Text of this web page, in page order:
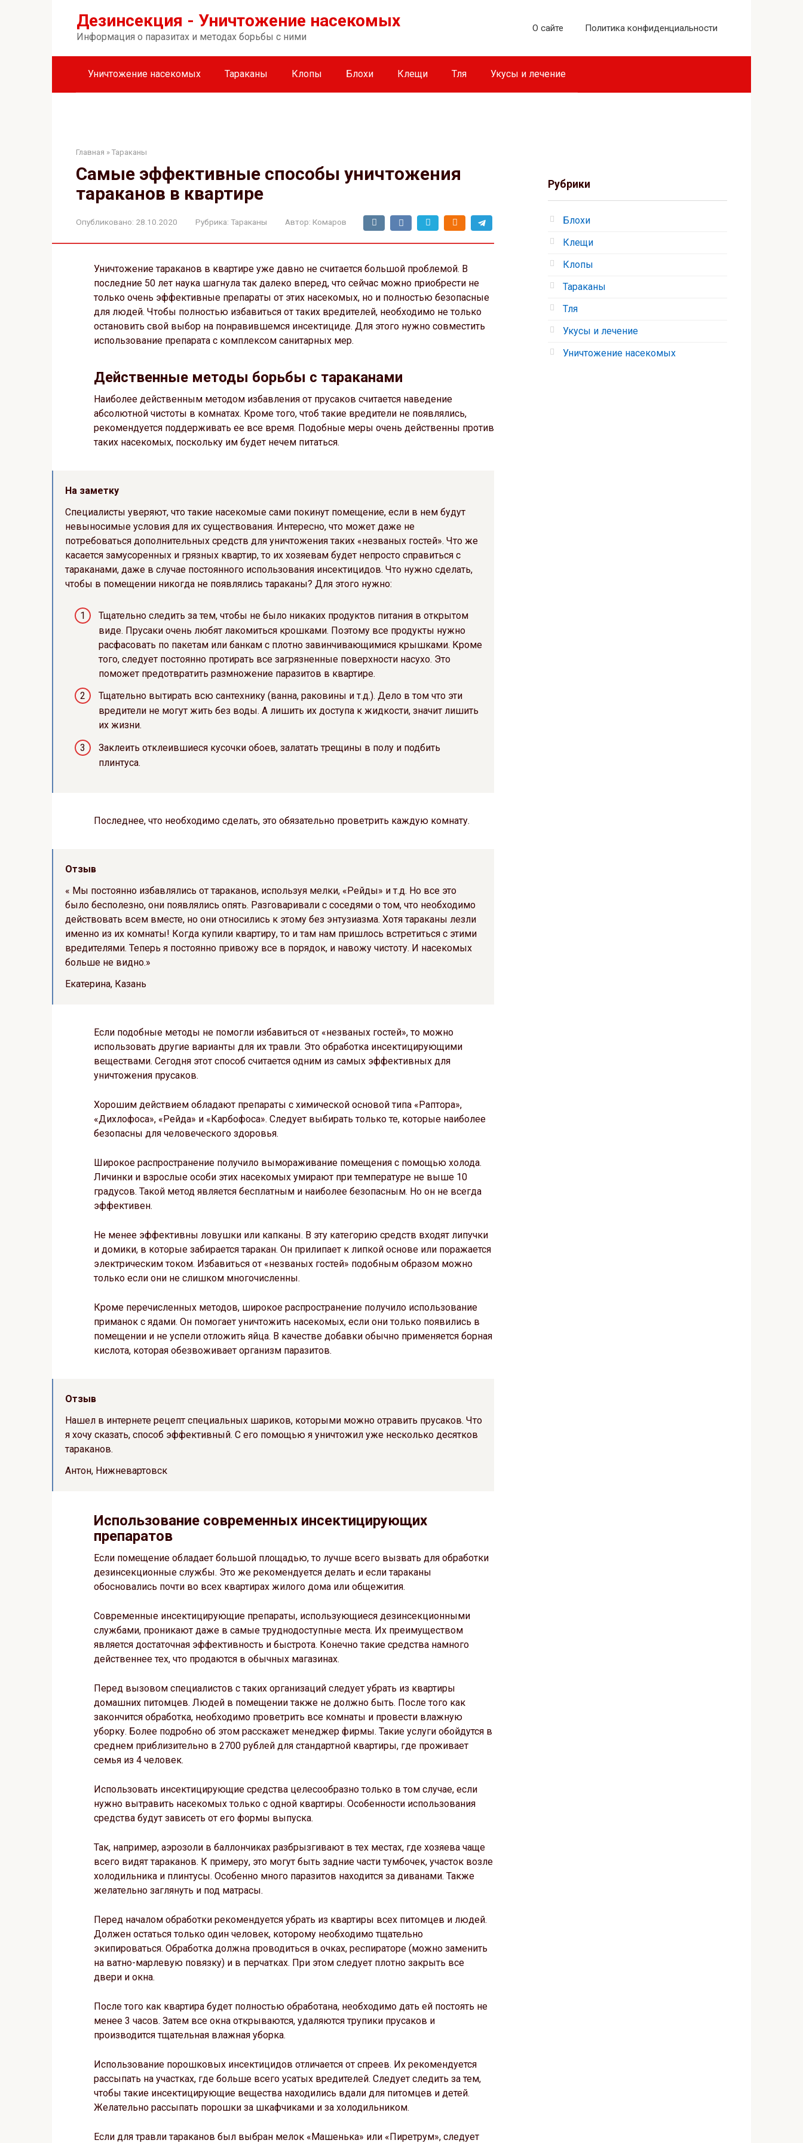
Дезинсекция - Уничтожение насекомых
Информация о паразитах и методах борьбы с ними
О сайте Политика конфиденциальности
Уничтожение насекомых Тараканы Клопы Блохи Клещи Тля Укусы и лечение
Главная » Тараканы
Самые эффективные способы уничтожения
тараканов в квартире
Опубликовано: 28.10.2020 Рубрика: Тараканы Автор: Комаров
Уничтожение тараканов в квартире уже давно не считается большой проблемой. В
последние 50 лет наука шагнула так далеко вперед, что сейчас можно приобрести не
только очень эффективные препараты от этих насекомых, но и полностью безопасные
для людей. Чтобы полностью избавиться от таких вредителей, необходимо не только
остановить свой выбор на понравившемся инсектициде. Для этого нужно совместить
использование препарата с комплексом санитарных мер.
Действенные методы борьбы с тараканами
Наиболее действенным методом избавления от прусаков считается наведение
абсолютной чистоты в комнатах. Кроме того, чтоб такие вредители не появлялись,
рекомендуется поддерживать ее все время. Подобные меры очень действенны против
таких насекомых, поскольку им будет нечем питаться.
На заметку
Специалисты уверяют, что такие насекомые сами покинут помещение, если в нем будут
невыносимые условия для их существования. Интересно, что может даже не
потребоваться дополнительных средств для уничтожения таких «незваных гостей». Что же
касается замусоренных и грязных квартир, то их хозяевам будет непросто справиться с
тараканами, даже в случае постоянного использования инсектицидов. Что нужно сделать,
чтобы в помещении никогда не появлялись тараканы? Для этого нужно:
Тщательно следить за тем, чтобы не было никаких продуктов питания в открытом
виде. Прусаки очень любят лакомиться крошками. Поэтому все продукты нужно
расфасовать по пакетам или банкам с плотно завинчивающимися крышками. Кроме
того, следует постоянно протирать все загрязненные поверхности насухо. Это
поможет предотвратить размножение паразитов в квартире.
Тщательно вытирать всю сантехнику (ванна, раковины и т.д.). Дело в том что эти
вредители не могут жить без воды. А лишить их доступа к жидкости, значит лишить
их жизни.
Заклеить отклеившиеся кусочки обоев, залатать трещины в полу и подбить
плинтуса.
Последнее, что необходимо сделать, это обязательно проветрить каждую комнату.
Отзыв
« Мы постоянно избавлялись от тараканов, используя мелки, «Рейды» и т.д. Но все это
было бесполезно, они появлялись опять. Разговаривали с соседями о том, что необходимо
действовать всем вместе, но они относились к этому без энтузиазма. Хотя тараканы лезли
именно из их комнаты! Когда купили квартиру, то и там нам пришлось встретиться с этими
вредителями. Теперь я постоянно привожу все в порядок, и навожу чистоту. И насекомых
больше не видно.»
Екатерина, Казань
Если подобные методы не помогли избавиться от «незваных гостей», то можно
использовать другие варианты для их травли. Это обработка инсектицирующими
веществами. Сегодня этот способ считается одним из самых эффективных для
уничтожения прусаков.
Хорошим действием обладают препараты с химической основой типа «Раптора»,
«Дихлофоса», «Рейда» и «Карбофоса». Следует выбирать только те, которые наиболее
безопасны для человеческого здоровья.
Широкое распространение получило вымораживание помещения с помощью холода.
Личинки и взрослые особи этих насекомых умирают при температуре не выше 10
градусов. Такой метод является бесплатным и наиболее безопасным. Но он не всегда
эффективен.
Не менее эффективны ловушки или капканы. В эту категорию средств входят липучки
и домики, в которые забирается таракан. Он прилипает к липкой основе или поражается
электрическим током. Избавиться от «незваных гостей» подобным образом можно
только если они не слишком многочисленны.
Кроме перечисленных методов, широкое распространение получило использование
приманок с ядами. Он помогает уничтожить насекомых, если они только появились в
помещении и не успели отложить яйца. В качестве добавки обычно применяется борная
кислота, которая обезвоживает организм паразитов.
Отзыв
Нашел в интернете рецепт специальных шариков, которыми можно отравить прусаков. Что
я хочу сказать, способ эффективный. С его помощью я уничтожил уже несколько десятков
тараканов.
Антон, Нижневартовск
Использование современных инсектицирующих
препаратов
Если помещение обладает большой площадью, то лучше всего вызвать для обработки
дезинсекционные службы. Это же рекомендуется делать и если тараканы
обосновались почти во всех квартирах жилого дома или общежития.
Современные инсектицирующие препараты, использующиеся дезинсекционными
службами, проникают даже в самые труднодоступные места. Их преимуществом
является достаточная эффективность и быстрота. Конечно такие средства намного
действеннее тех, что продаются в обычных магазинах.
Перед вызовом специалистов с таких организаций следует убрать из квартиры
домашних питомцев. Людей в помещении также не должно быть. После того как
закончится обработка, необходимо проветрить все комнаты и провести влажную
уборку. Более подробно об этом расскажет менеджер фирмы. Такие услуги обойдутся в
среднем приблизительно в 2700 рублей для стандартной квартиры, где проживает
семья из 4 человек.
Использовать инсектицирующие средства целесообразно только в том случае, если
нужно вытравить насекомых только с одной квартиры. Особенности использования
средства будут зависеть от его формы выпуска.
Так, например, аэрозоли в баллончиках разбрызгивают в тех местах, где хозяева чаще
всего видят тараканов. К примеру, это могут быть задние части тумбочек, участок возле
холодильника и плинтусы. Особенно много паразитов находится за диванами. Также
желательно заглянуть и под матрасы.
Перед началом обработки рекомендуется убрать из квартиры всех питомцев и людей.
Должен остаться только один человек, которому необходимо тщательно
экипироваться. Обработка должна проводиться в очках, респираторе (можно заменить
на ватно-марлевую повязку) и в перчатках. При этом следует плотно закрыть все
двери и окна.
После того как квартира будет полностью обработана, необходимо дать ей постоять не
менее 3 часов. Затем все окна открываются, удаляются трупики прусаков и
производится тщательная влажная уборка.
Использование порошковых инсектицидов отличается от спреев. Их рекомендуется
рассыпать на участках, где больше всего усатых вредителей. Следует следить за тем,
чтобы такие инсектицирующие вещества находились вдали для питомцев и детей.
Желательно рассыпать порошки за шкафчиками и за холодильником.
Если для травли тараканов был выбран мелок «Машенька» или «Пиретрум», следует
Рубрики
Блохи
Клещи
Клопы
Тараканы
Тля
Укусы и лечение
Уничтожение насекомых